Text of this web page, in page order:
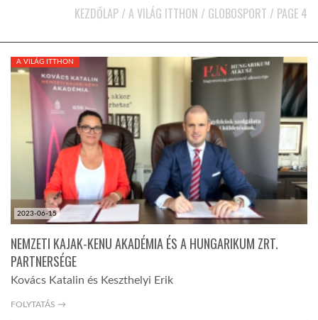
KÖZEL-KELET
AUSZTRÁLIA
A VILÁG ITTHON
KEZDŐLAP / A VILÁG ITTHON / GLOBOSPORT / PAGE 4
2023-06-15
A VILÁG ITTHON
NEMZETI KAJAK-KENU AKADÉMIA ÉS A HUNGARIKUM ZRT.
PARTNERSÉGE
Kovács Katalin és Keszthelyi Erik
FOLYTATÁS →